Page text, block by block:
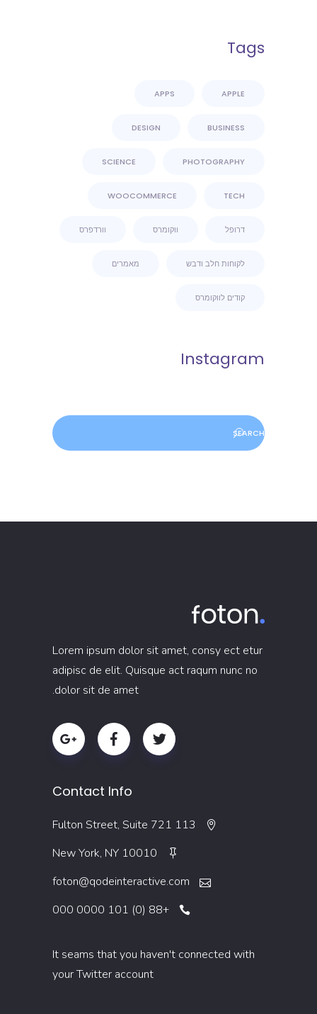
Tags
APPLE
APPS
BUSINESS
DESIGN
PHOTOGRAPHY
SCIENCE
TECH
WOOCOMMERCE
דרופל ווקומרס וורדפרס
לקוחות חלב ודבש מאמרים
קודים לווקומרס
Instagram
Search
Lorem ipsum dolor sit amet, consy ect etur
adipisc de elit. Quisque act raqum nunc no
dolor sit de amet.
Contact Info
113 Fulton Street, Suite 721
New York, NY 10010
foton@qodeinteractive.com
+88 (0) 101 0000 000
It seams that you haven't connected with
your Twitter account